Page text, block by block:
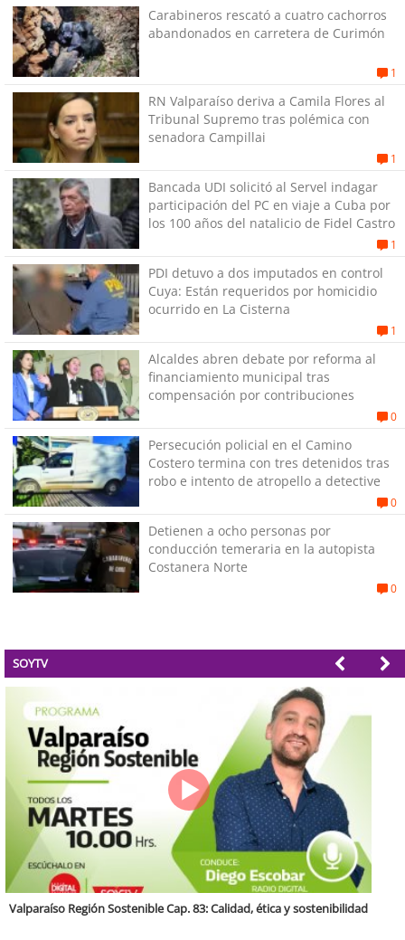
Carabineros rescató a cuatro cachorros
abandonados en carretera de Curimón
1
RN Valparaíso deriva a Camila Flores al
Tribunal Supremo tras polémica con
senadora Campillai
1
Bancada UDI solicitó al Servel indagar
participación del PC en viaje a Cuba por
los 100 años del natalicio de Fidel Castro
1
PDI detuvo a dos imputados en control
Cuya: Están requeridos por homicidio
ocurrido en La Cisterna
1
Alcaldes abren debate por reforma al
financiamiento municipal tras
compensación por contribuciones
0
Persecución policial en el Camino
Costero termina con tres detenidos tras
robo e intento de atropello a detective
0
Detienen a ocho personas por
conducción temeraria en la autopista
Costanera Norte
0
SOYTV